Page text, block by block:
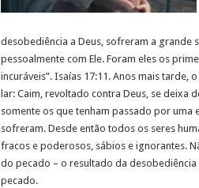
desobediência a Deus, sofreram a grande
pessoalmente com Ele. Foram eles os
incuráveis”. Isaías 17:11. Anos mais tarde,
lar: Caim, revoltado contra Deus, se deixa
somente os que tenham passado por uma
sofreram. Desde então todos os seres
fracos e poderosos, sábios e ignorantes.
do pecado – o resultado da
pecado.